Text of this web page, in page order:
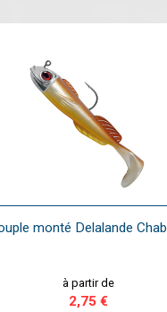
monté Delalande
à partir de
2,75 €